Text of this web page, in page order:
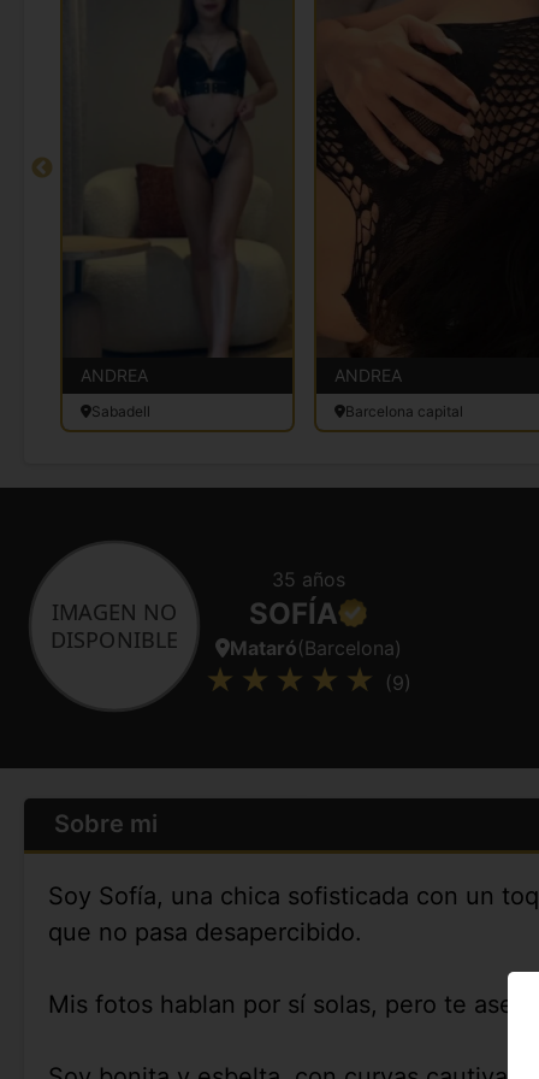
ANDREA
Sabadell
ANDREA
Barcelona capital
35 años
SOFÍA
Mataró(Barcelona)
(9)
Sobre mi
Soy Sofía, una chica sofisticada con un
que no pasa desapercibido.
Mis fotos hablan por sí solas, pero te